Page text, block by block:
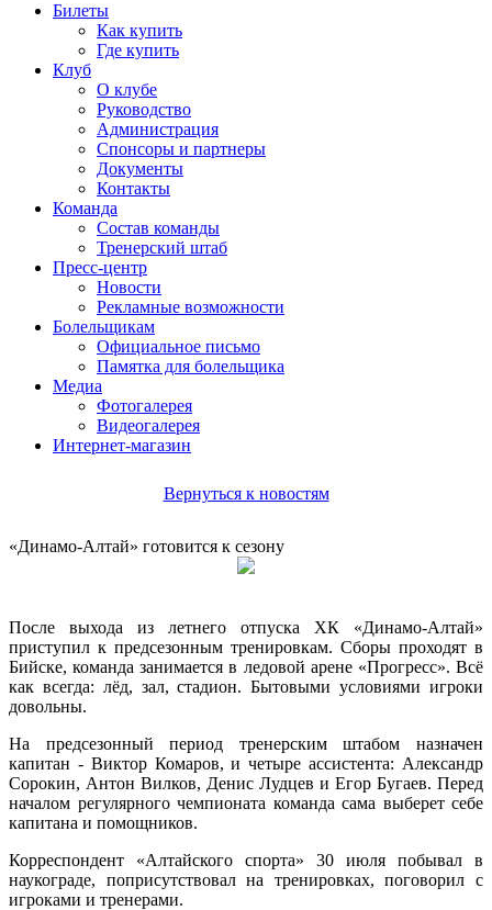
Билеты
Как купить
Где купить
Клуб
О клубе
Руководство
Администрация
Спонсоры и партнеры
Документы
Контакты
Команда
Состав команды
Тренерский штаб
Пресс-центр
Новости
Рекламные возможности
Болельщикам
Официальное письмо
Памятка для болельщика
Медиа
Фотогалерея
Видеогалерея
Интернет-магазин
Вернуться к новостям
«Динамо-Алтай» готовится к сезону
После выхода из летнего отпуска ХК «Динамо-Алтай»
приступил к предсезонным тренировкам. Сборы проходят в
Бийске, команда занимается в ледовой арене «Прогресс». Всё
как всегда: лёд, зал, стадион. Бытовыми условиями игроки
довольны.
На предсезонный период тренерским штабом назначен
капитан - Виктор Комаров, и четыре ассистента: Александр
Сорокин, Антон Вилков, Денис Лудцев и Егор Бугаев. Перед
началом регулярного чемпионата команда сама выберет себе
капитана и помощников.
Корреспондент «Алтайского спорта» 30 июля побывал в
наукограде, поприсутствовал на тренировках, поговорил с
игроками и тренерами.